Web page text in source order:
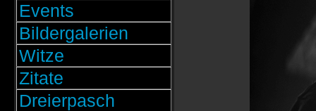
Events
Bildergalerien
Witze
Zitate
Dreierpasch